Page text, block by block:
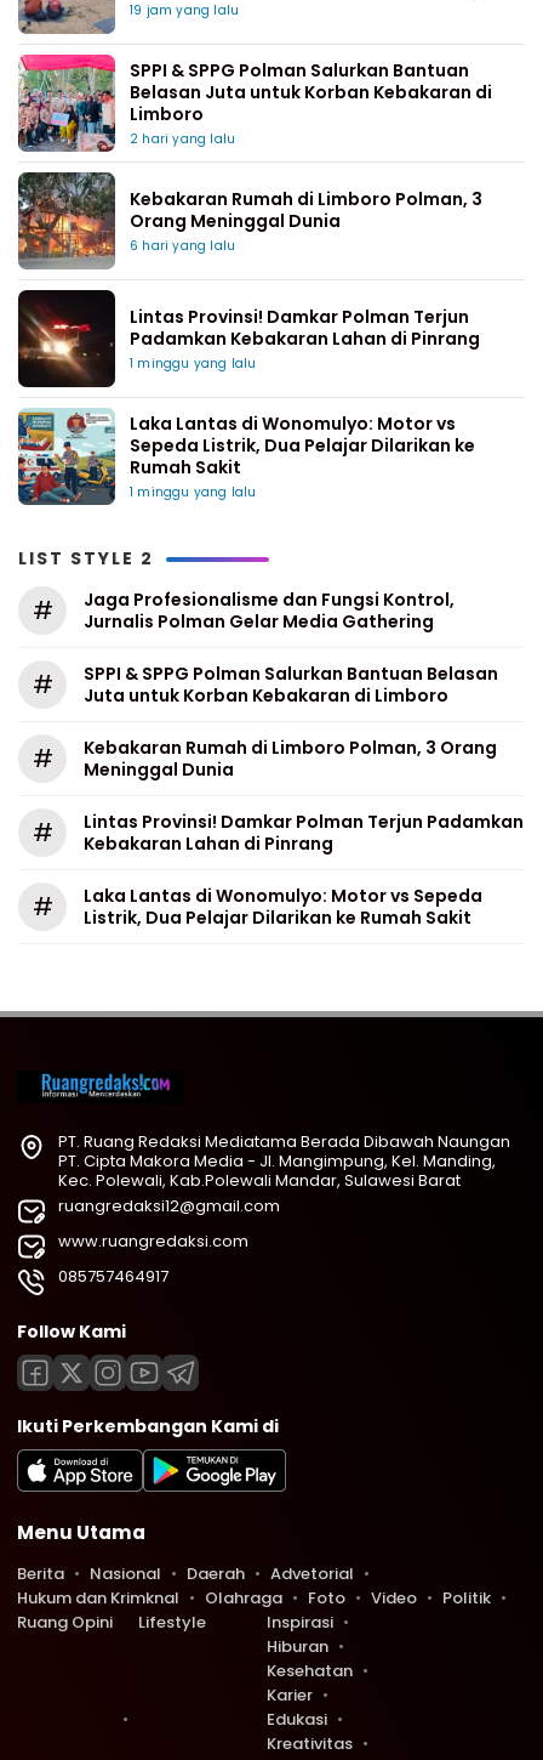
19 jam yang lalu
SPPI & SPPG Polman Salurkan Bantuan
Belasan Juta untuk Korban Kebakaran di
Limboro
2 hari yang lalu
Kebakaran Rumah di Limboro Polman, 3
Orang Meninggal Dunia
6 hari yang lalu
Lintas Provinsi! Damkar Polman Terjun
Padamkan Kebakaran Lahan di Pinrang
1 minggu yang lalu
Laka Lantas di Wonomulyo: Motor vs
Sepeda Listrik, Dua Pelajar Dilarikan ke
Rumah Sakit
1 minggu yang lalu
LIST STYLE 2
#
Jaga Profesionalisme dan Fungsi Kontrol,
Jurnalis Polman Gelar Media Gathering
#
SPPI & SPPG Polman Salurkan Bantuan Belasan
Juta untuk Korban Kebakaran di Limboro
#
Kebakaran Rumah di Limboro Polman, 3 Orang
Meninggal Dunia
#
Lintas Provinsi! Damkar Polman Terjun Padamkan
Kebakaran Lahan di Pinrang
#
Laka Lantas di Wonomulyo: Motor vs Sepeda
Listrik, Dua Pelajar Dilarikan ke Rumah Sakit
PT. Ruang Redaksi Mediatama Berada Dibawah Naungan
PT. Cipta Makora Media - Jl. Mangimpung, Kel. Manding,
Kec. Polewali, Kab.Polewali Mandar, Sulawesi Barat
ruangredaksi12@gmail.com
www.ruangredaksi.com
085757464917
Follow Kami
Ikuti Perkembangan Kami di
Menu Utama
Berita Nasional Daerah
Advetorial
Hukum dan Krimknal
Olahraga Foto Video
Politik
Ruang Opini
Lifestyle
Inspirasi
Hiburan
Kesehatan
Karier
Edukasi
Kreativitas